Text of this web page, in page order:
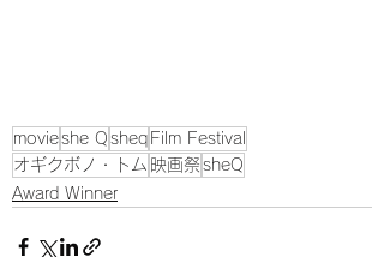
movie she Q sheq Film Festival
オギクボノ・トム 映画祭 sheQ
Award Winner